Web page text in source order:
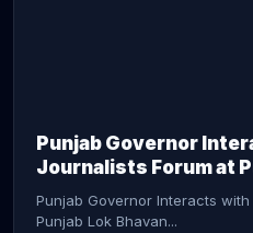
Punjab Governor
Journalists Forum at
Punjab Governor Interacts
Punjab Lok Bhavan...